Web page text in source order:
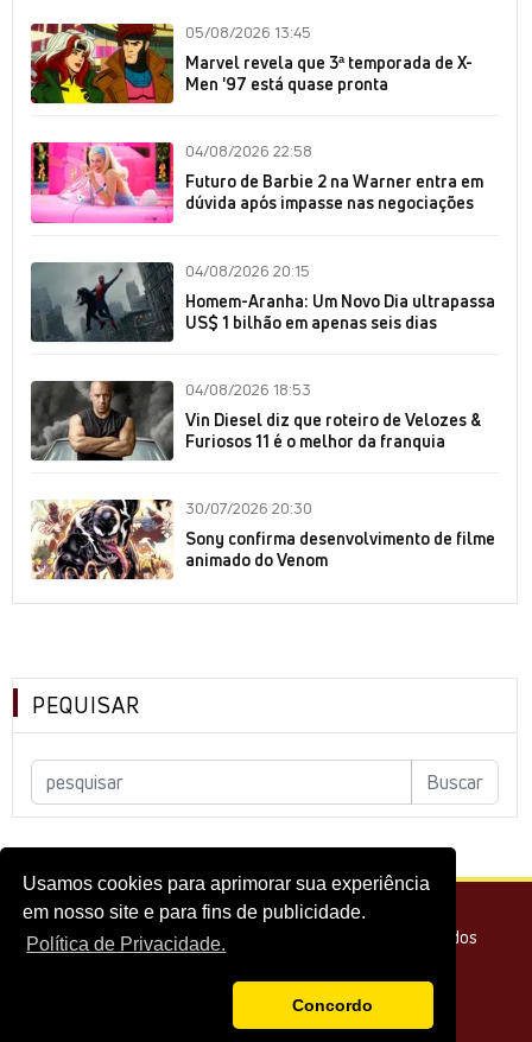
Usamos cookies para aprimorar sua experiência
em nosso site e para fins de publicidade.
Política de Privacidade.
Concordo
05/08/2026 13:45
Marvel revela que 3ª temporada de X-
Men '97 está quase pronta
04/08/2026 22:58
Futuro de Barbie 2 na Warner entra em
dúvida após impasse nas negociações
04/08/2026 20:15
Homem-Aranha: Um Novo Dia ultrapassa
US$ 1 bilhão em apenas seis dias
04/08/2026 18:53
Vin Diesel diz que roteiro de Velozes &
Furiosos 11 é o melhor da franquia
30/07/2026 20:30
Sony confirma desenvolvimento de filme
animado do Venom
PEQUISAR
© 2026 - Melhor do Cinema Todos os direitos reservados